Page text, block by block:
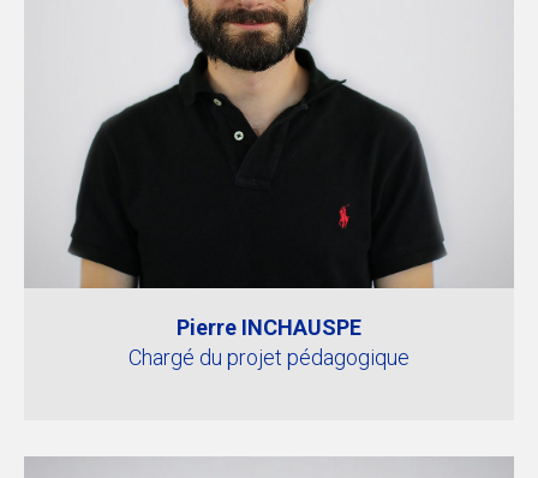
Pierre INCHAUSPE
Chargé du projet pédagogique